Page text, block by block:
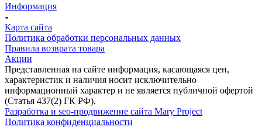
Информация
Карта сайта
Политика обработки персональных данных
Правила возврата товара
Акции
Представленная на сайте информация, касающаяся цен,
характеристик и наличия носит исключительно
информационный характер и не является публичной офертой
(Статья 437(2) ГК РФ).
Разработка и seo-продвижение сайта Mary Project
Политика конфиденциальности